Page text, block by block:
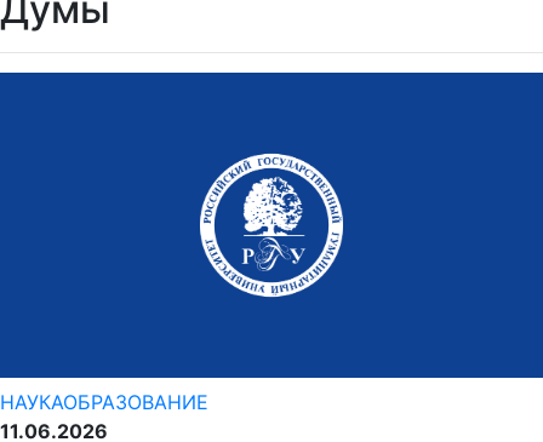
НАУКАОБРАЗОВАНИЕ
11.06.2026